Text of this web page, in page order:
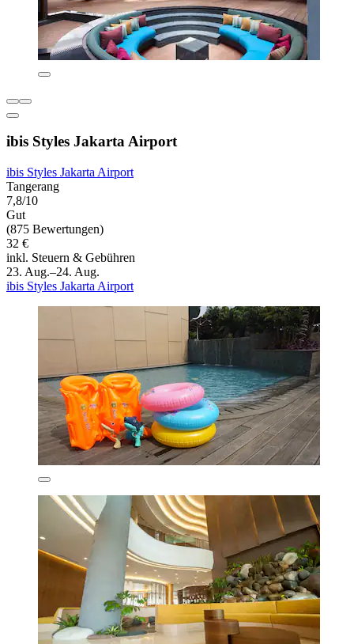
ibis Styles Jakarta Airport
ibis Styles Jakarta Airport
Tangerang
7,8/10
Gut
(875 Bewertungen)
32 €
inkl. Steuern & Gebühren
23. Aug.–24. Aug.
ibis Styles Jakarta Airport